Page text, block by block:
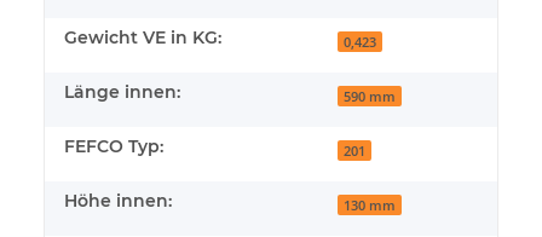
Gewicht VE in KG: 0,423
Länge innen: 590 mm
FEFCO Typ: 201
Höhe innen: 130 mm